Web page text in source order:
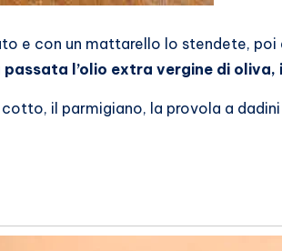
e con un mattarello lo stendete,
passata l’olio extra vergine di
il parmigiano, la provola a